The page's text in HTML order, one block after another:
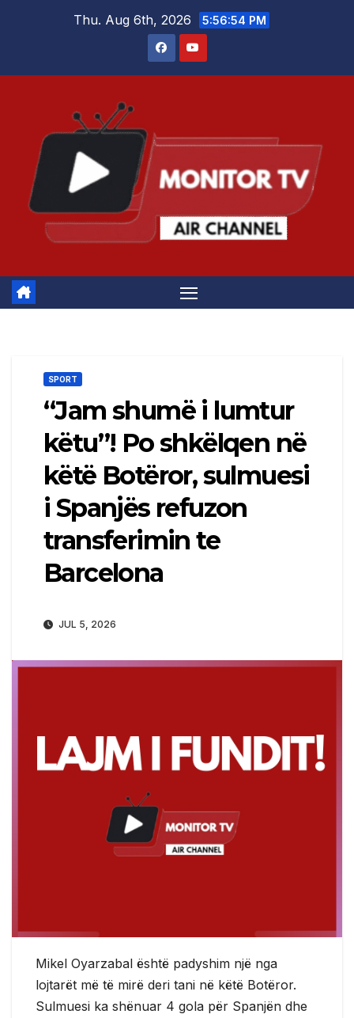
Thu. Aug 6th, 2026 5:56:54 PM
SPORT
“Jam shumë i lumtur
këtu”! Po shkëlqen në
këtë Botëror, sulmuesi
i Spanjës refuzon
transferimin te
Barcelona
JUL 5, 2026
Mikel Oyarzabal është padyshim një nga
lojtarët më të mirë deri tani në këtë Botëror.
Sulmuesi ka shënuar 4 gola për Spanjën dhe